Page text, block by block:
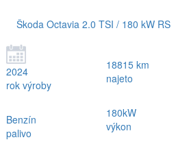
Škoda Octavia 2.0 TSI / 180 kW RS
2024
rok výroby
Benzín
palivo
18815 km
najeto
180kW
výkon